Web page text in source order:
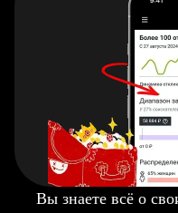
Вы знаете всё о